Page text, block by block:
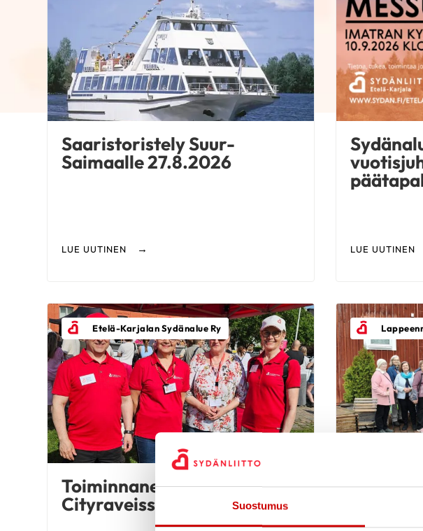
Suostumus
Saaristoristely Suur-
Saimaalle 27.8.2026
LUE UUTINEN LUE UUTINEN
Etelä-Karjalan Sydänalue Ry
Toiminnanesittelyä
Cityraveissa 5.6.